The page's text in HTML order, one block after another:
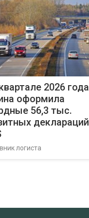
2026 года
оформила
56,3 тыс.
деклараций
логиста